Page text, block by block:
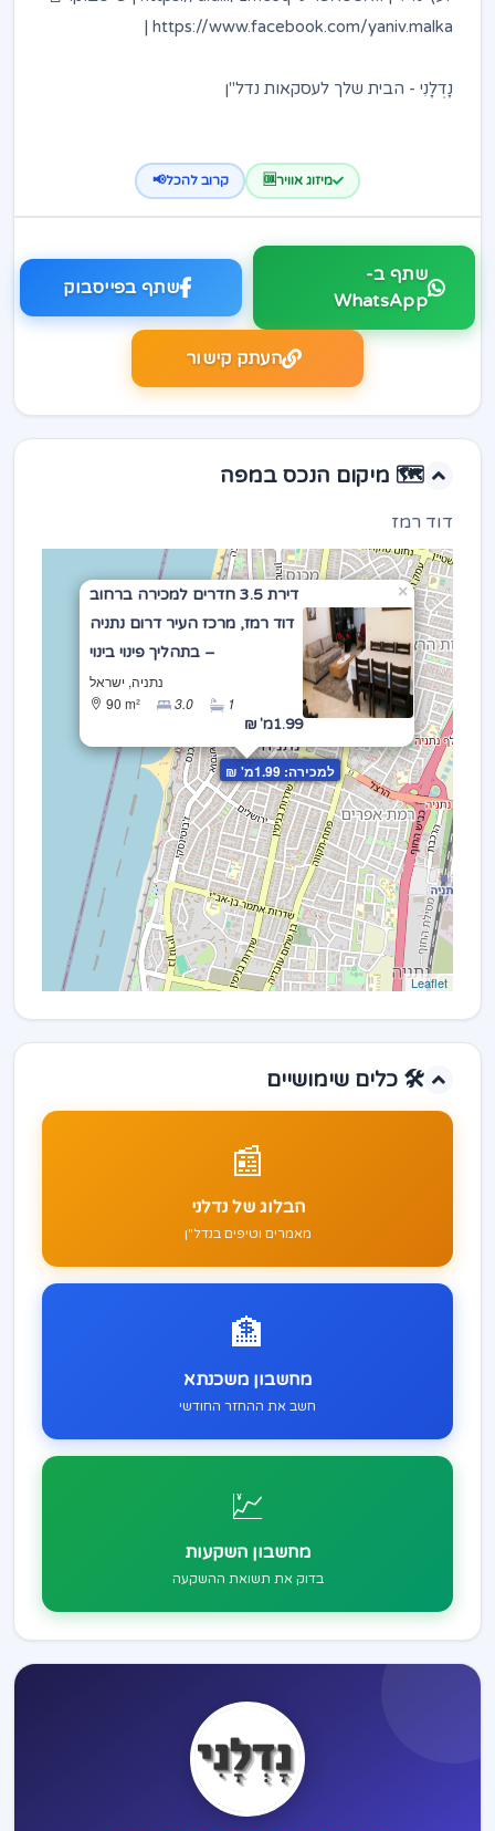
https://www.facebook.com/yaniv.malka |
נָדְלָנִי - הבית שלך לעסקאות נדל"ן
מיזוג אוויר🆒 קרוב להכל📢
שתף ב-
WhatsApp
שתף בפייסבוק
העתק קישור
🗺️ מיקום הנכס במפה
דוד רמז
למכירה: 1.99מ' ₪
דירת 3.5 חדרים למכירה ברחוב
דוד רמז, מרכז העיר דרום נתניה
– בתהליך פינוי בינוי
נתניה, ישראל
90 m²
3.0 1
1.99מ' ₪
×
Leaflet
🛠️ כלים שימושיים
📰
הבלוג של נדלני
מאמרים וטיפים בנדל"ן
🏦
מחשבון משכנתא
חשב את ההחזר החודשי
💹
מחשבון השקעות
בדוק את תשואת ההשקעה